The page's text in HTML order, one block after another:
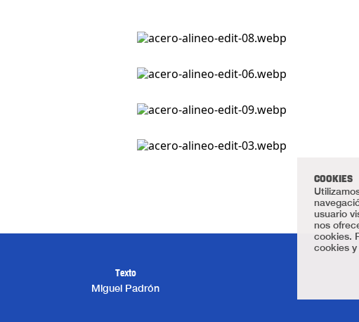
Texto
Miguel Padrón
COOKIES
usuario
nos
cookies.
cookies y